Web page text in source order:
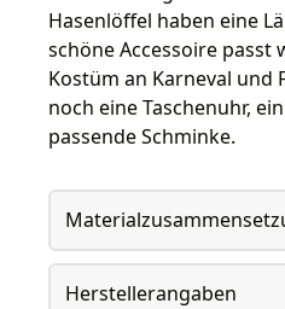
Hasenlöffel haben eine
schöne Accessoire passt
Kostüm an Karneval und
noch eine Taschenuhr,
passende Schminke.
Herstellerangaben